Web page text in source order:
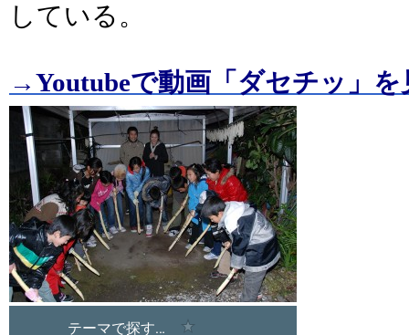
している。
→Youtubeで動画「ダセチッ」を